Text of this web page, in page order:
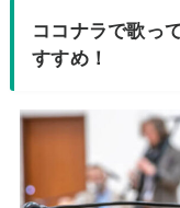
ココナラで歌っ
すすめ！